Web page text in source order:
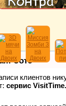
боте
клиентов
сервис VisitTime.